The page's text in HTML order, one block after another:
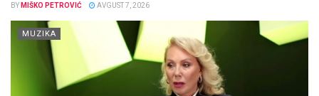
BY MIŠKO PETROVIĆ AVGUST 7, 2026
MUZIKA